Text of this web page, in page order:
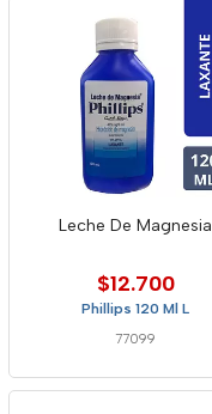
Leche De Magnesia
$12.700
Phillips 120 Ml L
77099